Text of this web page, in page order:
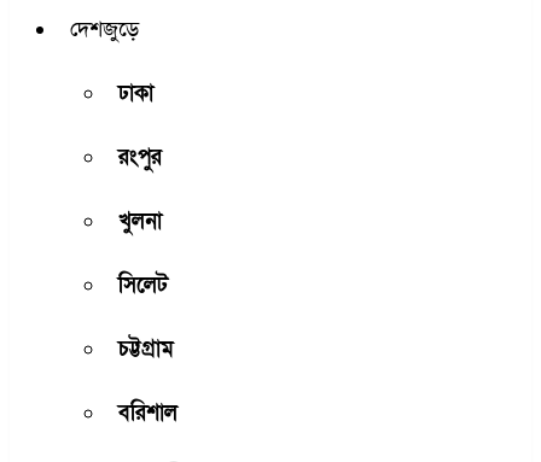
দেশজুড়ে
ঢাকা
রংপুর
খুলনা
সিলেট
চট্টগ্রাম
বরিশাল